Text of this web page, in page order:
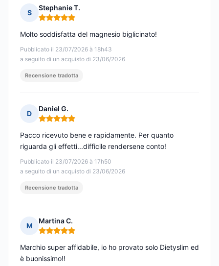
S
Stephanie T.
Nota: 5 su 5
Pubblicato il 23/07/2026 à 18h43
a seguito di un acquisto di 23/06/2026
Molto soddisfatta del magnesio biglicinato!
Recensione tradotta
D
Daniel G.
Nota: 5 su 5
Pubblicato il 23/07/2026 à 17h50
a seguito di un acquisto di 23/06/2026
Pacco ricevuto bene e rapidamente. Per quanto
riguarda gli effetti...difficile rendersene conto!
Recensione tradotta
M
Martina C.
Nota: 5 su 5
Marchio super affidabile, io ho provato solo Dietyslim ed
è buonissimo!!